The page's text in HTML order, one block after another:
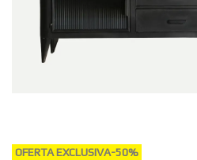
OFERTA EXCLUSIVA-50%